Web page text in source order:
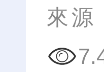
來源